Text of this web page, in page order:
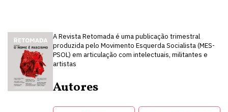
A Revista Retomada é uma publicação trimestral
produzida pelo Movimento Esquerda Socialista (MES-
PSOL) em articulação com intelectuais, militantes e
artistas
Autores